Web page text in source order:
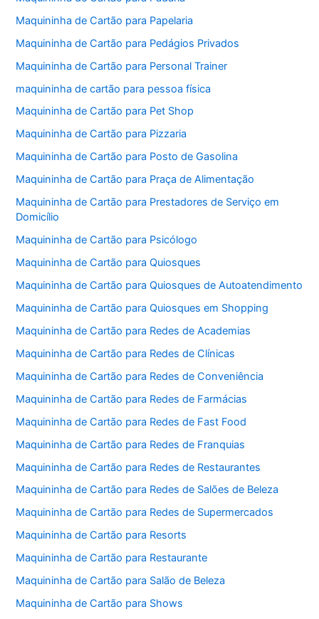
Maquininha de Cartão para Papelaria
Maquininha de Cartão para Pedágios Privados
Maquininha de Cartão para Personal Trainer
maquininha de cartão para pessoa física
Maquininha de Cartão para Pet Shop
Maquininha de Cartão para Pizzaria
Maquininha de Cartão para Posto de Gasolina
Maquininha de Cartão para Praça de Alimentação
Maquininha de Cartão para Prestadores de Serviço em
Domicílio
Maquininha de Cartão para Psicólogo
Maquininha de Cartão para Quiosques
Maquininha de Cartão para Quiosques de Autoatendimento
Maquininha de Cartão para Quiosques em Shopping
Maquininha de Cartão para Redes de Academias
Maquininha de Cartão para Redes de Clínicas
Maquininha de Cartão para Redes de Conveniência
Maquininha de Cartão para Redes de Farmácias
Maquininha de Cartão para Redes de Fast Food
Maquininha de Cartão para Redes de Franquias
Maquininha de Cartão para Redes de Restaurantes
Maquininha de Cartão para Redes de Salões de Beleza
Maquininha de Cartão para Redes de Supermercados
Maquininha de Cartão para Resorts
Maquininha de Cartão para Restaurante
Maquininha de Cartão para Salão de Beleza
Maquininha de Cartão para Shows